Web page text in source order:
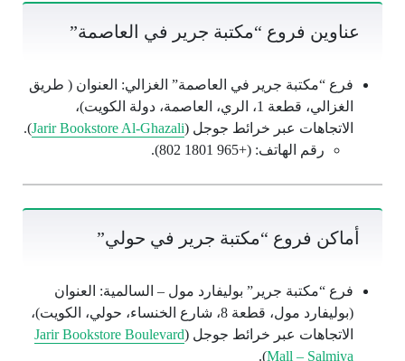
عناوين فروع “مكتبة جرير في العاصمة”
فرع “مكتبة جرير في العاصمة” الغزالي: العنوان ( طريق
الغزالي، قطعة 1، الري، العاصمة، دولة الكويت)،
الاتجاهات عبر خرائط جوجل (Jarir Bookstore Al-Ghazali
).
رقم الهاتف: (+965 1801 802).
أماكن فروع “مكتبة جرير في حولي”
فرع “مكتبة جرير” بوليفارد مول – السالمية: العنوان
(بوليفارد مول، قطعة 8، شارع الخنساء، حولي، الكويت)،
الاتجاهات عبر خرائط جوجل (Jarir Bookstore Boulevard
Mall – Salmiya
).